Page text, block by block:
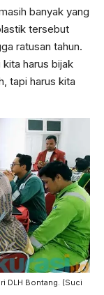
banyak yang
tersebut
ratusan tahun.
harus bijak
tapi harus kita
DLH Bontang. (Suci